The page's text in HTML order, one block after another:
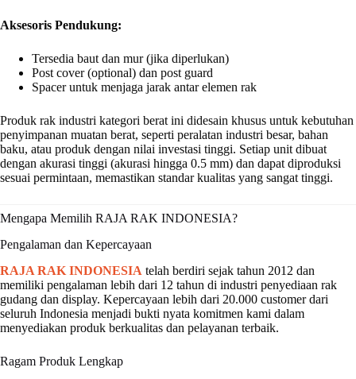
Aksesoris Pendukung:
Tersedia baut dan mur (jika diperlukan)
Post cover (optional) dan post guard
Spacer untuk menjaga jarak antar elemen rak
Produk rak industri kategori berat ini didesain khusus untuk kebutuhan
penyimpanan muatan berat, seperti peralatan industri besar, bahan
baku, atau produk dengan nilai investasi tinggi. Setiap unit dibuat
dengan akurasi tinggi (akurasi hingga 0.5 mm) dan dapat diproduksi
sesuai permintaan, memastikan standar kualitas yang sangat tinggi.
Mengapa Memilih RAJA RAK INDONESIA?
Pengalaman dan Kepercayaan
RAJA RAK INDONESIA telah berdiri sejak tahun 2012 dan
memiliki pengalaman lebih dari 12 tahun di industri penyediaan rak
gudang dan display. Kepercayaan lebih dari 20.000 customer dari
seluruh Indonesia menjadi bukti nyata komitmen kami dalam
menyediakan produk berkualitas dan pelayanan terbaik.
Ragam Produk Lengkap